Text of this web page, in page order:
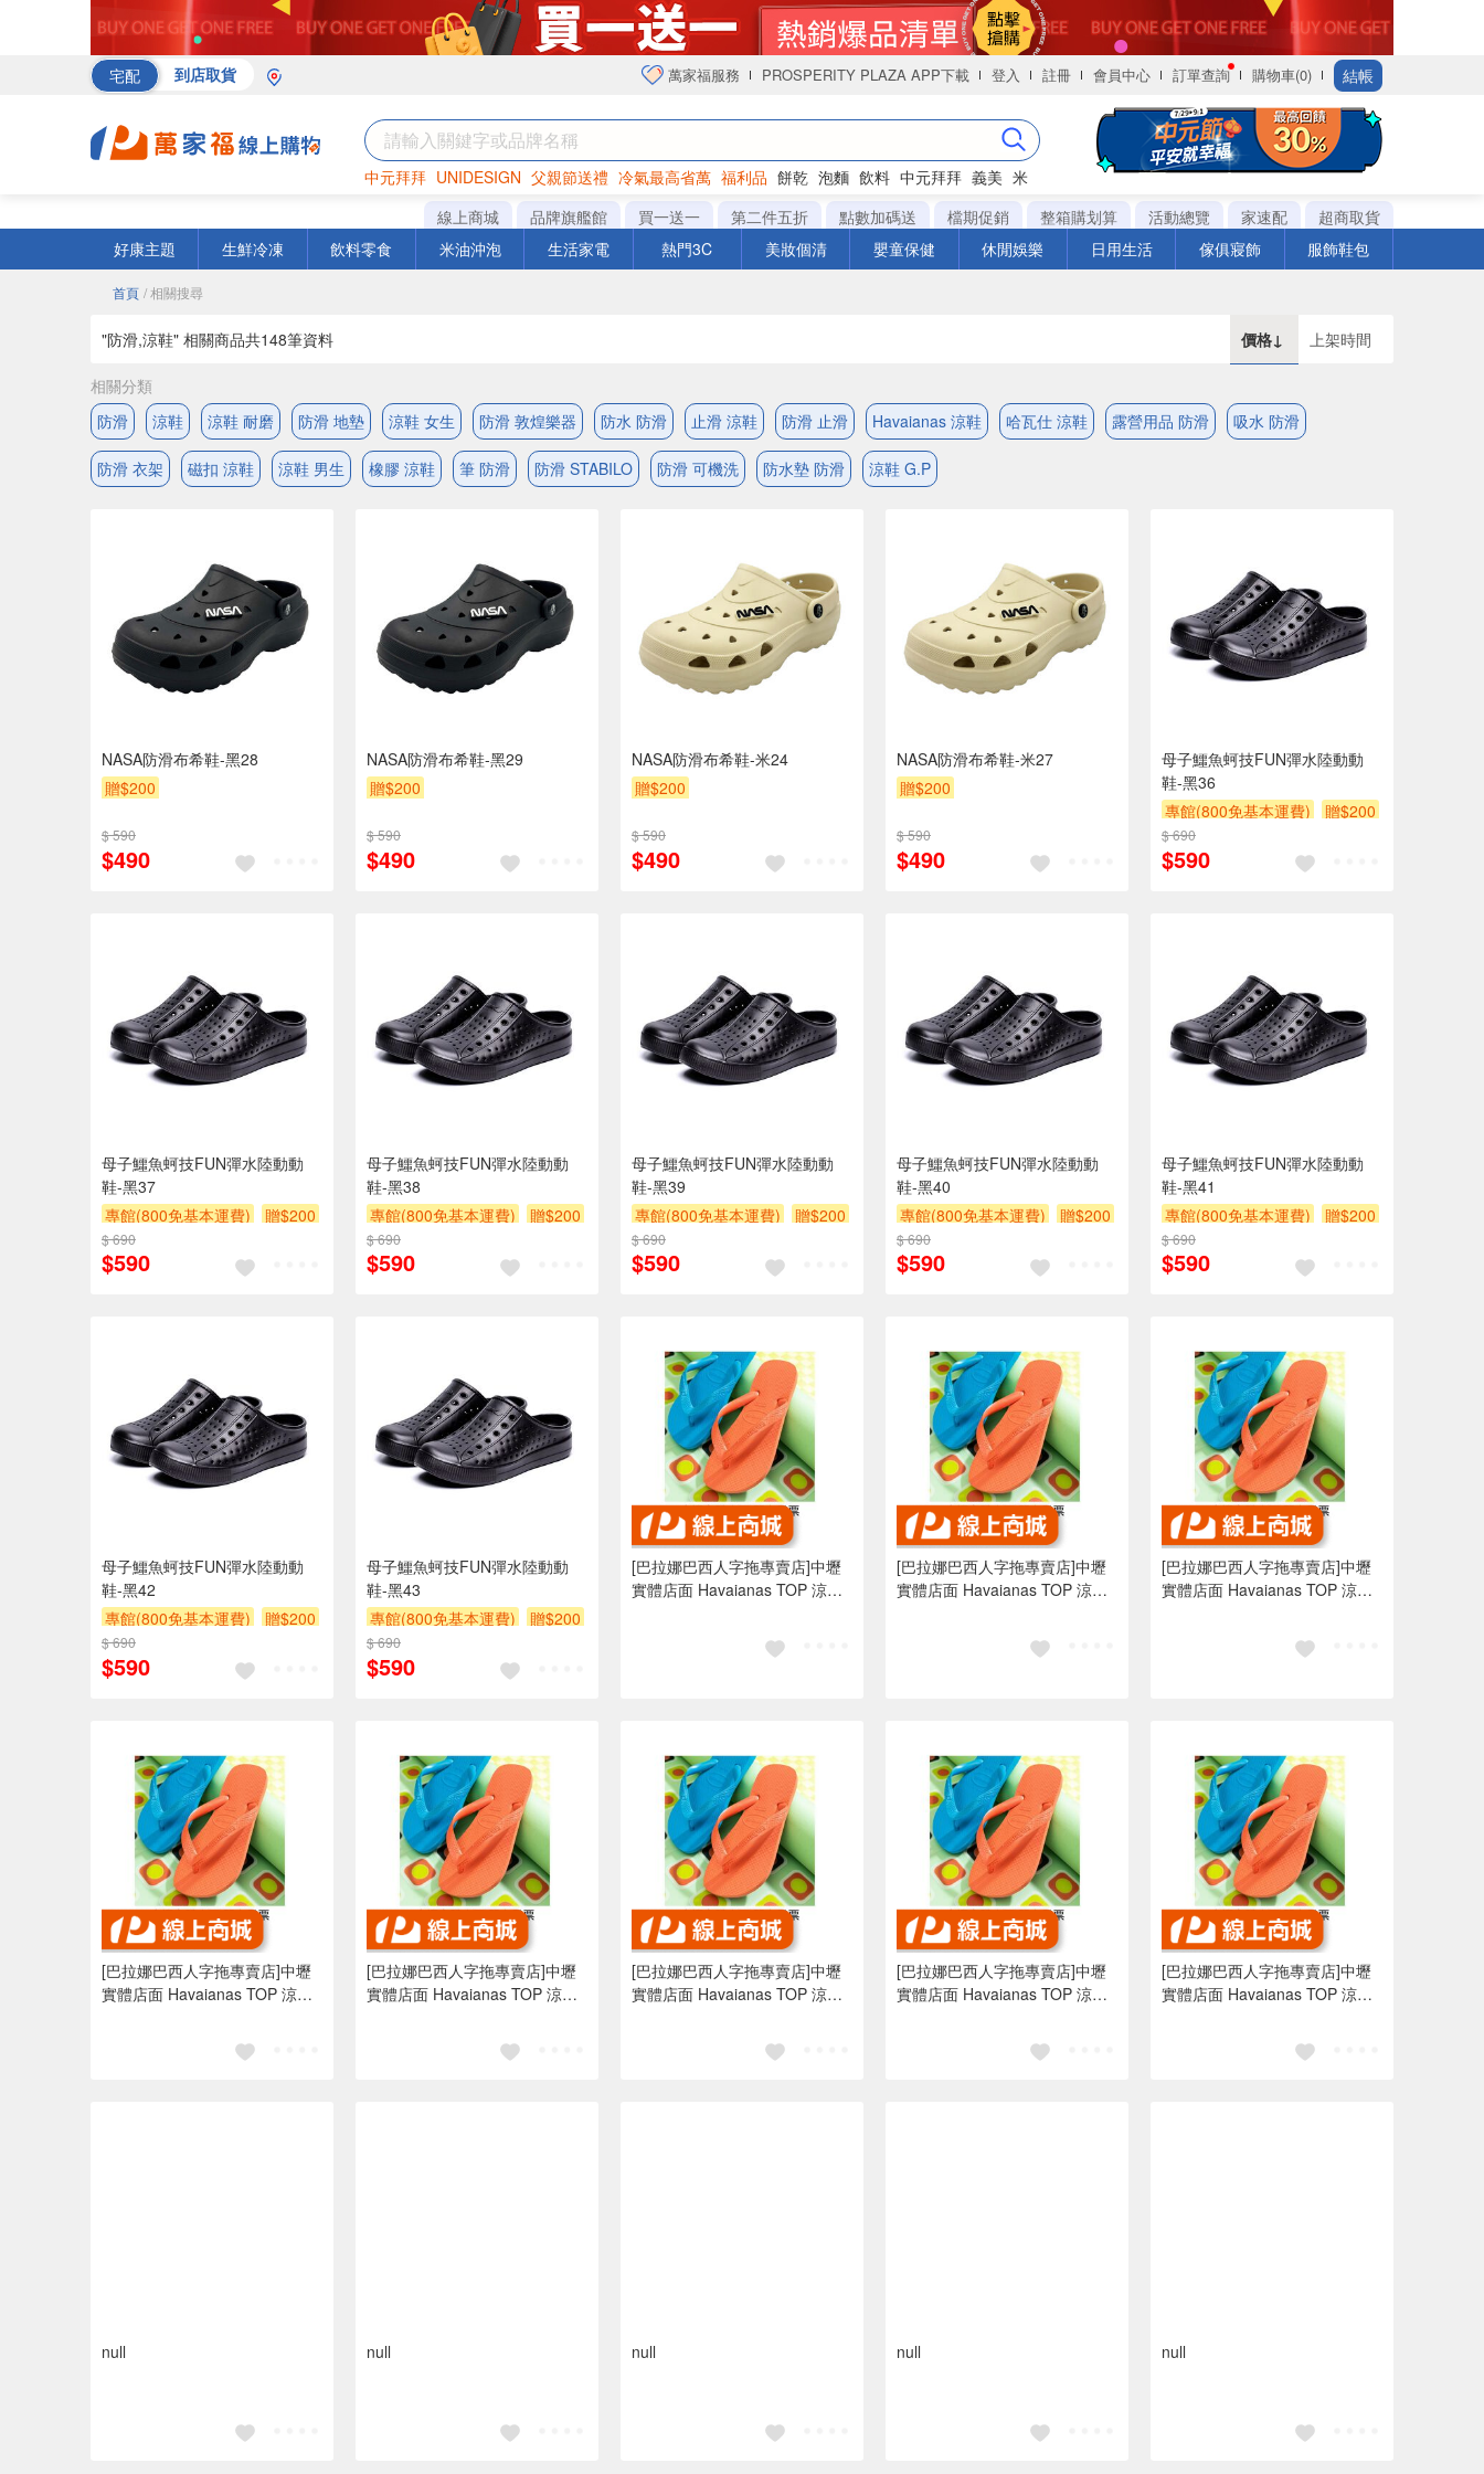
宅配 到店取貨 萬家福服務 PROSPERITY PLAZA APP下載 登入 註冊 會員中心 訂單查詢 購物車(0) 結帳
中元拜拜 UNIDESIGN 父親節送禮 冷氣最高省萬 福利品 餅乾 泡麵 飲料 中元拜拜 義美 米
巧克力 罐頭 衛生紙
線上商城 品牌旗艦館 買一送一 第二件五折 點數加碼送 檔期促銷 整箱購划算 活動總覽 家速配
超商取貨
好康主題
生鮮冷凍 飲料零食 米油沖泡 生活家電 熱門3C 美妝個清 嬰童保健 休閒娛樂 日用生活 傢俱寢飾 服飾鞋包
首頁 / 相關搜尋
"防滑,涼鞋" 相關商品共148筆資料 價格↓ 上架時間
相關分類
防滑
涼鞋 涼鞋 耐磨 防滑 地墊 涼鞋 女生 防滑 敦煌樂器 防水 防滑 止滑 涼鞋 防滑 止滑 Havaianas 涼鞋 哈瓦仕 涼鞋 露營用品 防滑 吸水 防滑
防滑 衣架 磁扣 涼鞋 涼鞋 男生 橡膠 涼鞋 筆 防滑 防滑 STABILO 防滑 可機洗 防水墊 防滑 涼鞋 G.P
NASA防滑布希鞋-黑28
贈$200
$ 590
$490
NASA防滑布希鞋-黑29
贈$200
$ 590
$490
NASA防滑布希鞋-米24
贈$200
$ 590
$490
NASA防滑布希鞋-米27
贈$200
$ 590
$490
母子鱷魚蚵技FUN彈水陸動動
鞋-黑36
專館(800免基本運費)
贈$200
$ 690
$590
母子鱷魚蚵技FUN彈水陸動動
鞋-黑37
專館(800免基本運費)
贈$200
$ 690
$590
母子鱷魚蚵技FUN彈水陸動動
鞋-黑38
專館(800免基本運費)
贈$200
$ 690
$590
母子鱷魚蚵技FUN彈水陸動動
鞋-黑39
專館(800免基本運費)
贈$200
$ 690
$590
母子鱷魚蚵技FUN彈水陸動動
鞋-黑40
專館(800免基本運費)
贈$200
$ 690
$590
母子鱷魚蚵技FUN彈水陸動動
鞋-黑41
專館(800免基本運費)
贈$200
$ 690
$590
母子鱷魚蚵技FUN彈水陸動動
鞋-黑42
專館(800免基本運費)
贈$200
$ 690
$590
母子鱷魚蚵技FUN彈水陸動動
鞋-黑43
專館(800免基本運費)
贈$200
$ 690
$590
[巴拉娜巴西人字拖專賣店]中壢
實體店面 Havaianas TOP 涼鞋
[巴拉娜巴西人字拖專賣店]中壢
實體店面 Havaianas TOP 涼鞋
[巴拉娜巴西人字拖專賣店]中壢
實體店面 Havaianas TOP 涼鞋
[巴拉娜巴西人字拖專賣店]中壢
實體店面 Havaianas TOP 涼鞋
[巴拉娜巴西人字拖專賣店]中壢
實體店面 Havaianas TOP 涼鞋
[巴拉娜巴西人字拖專賣店]中壢
實體店面 Havaianas TOP 涼鞋
[巴拉娜巴西人字拖專賣店]中壢
實體店面 Havaianas TOP 涼鞋
[巴拉娜巴西人字拖專賣店]中壢
實體店面 Havaianas TOP 涼鞋
null null null null null